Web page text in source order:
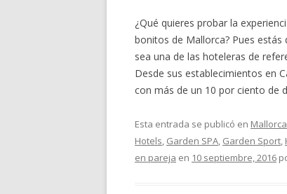
¿Qué quieres probar la
bonitos de Mallorca? Pues
sea una de las hoteleras de
Desde sus establecimientos en
con más de un 10 por ciento de
Esta entrada se publicó en Mallorca
Hotels, Garden SPA, Garden Sport,
en pareja en 10 septiembre, 2016